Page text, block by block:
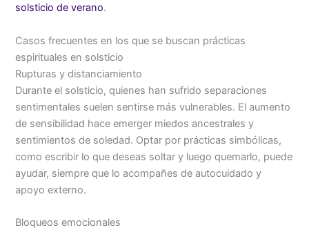
solsticio de verano.
Casos frecuentes en los que se buscan prácticas
espirituales en solsticio
Rupturas y distanciamiento
Durante el solsticio, quienes han sufrido separaciones
sentimentales suelen sentirse más vulnerables. El aumento
de sensibilidad hace emerger miedos ancestrales y
sentimientos de soledad. Optar por prácticas simbólicas,
como escribir lo que deseas soltar y luego quemarlo, puede
ayudar, siempre que lo acompañes de autocuidado y
apoyo externo.
Bloqueos emocionales